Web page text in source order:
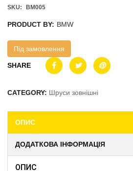
SKU: BM005
PRODUCT BY: BMW
Під замовлення
SHARE
CATEGORY: Шруси зовнішні
ОПИС
ДОДАТКОВА ІНФОРМАЦІЯ
ОПИС